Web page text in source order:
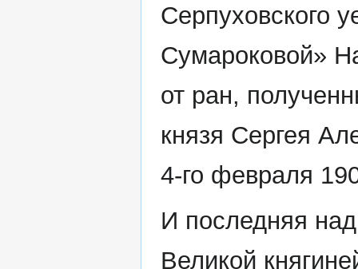
Серпуховского
Сумароковой»
от ран,
князя Сергея
4-го февраля
И последняя
Великой